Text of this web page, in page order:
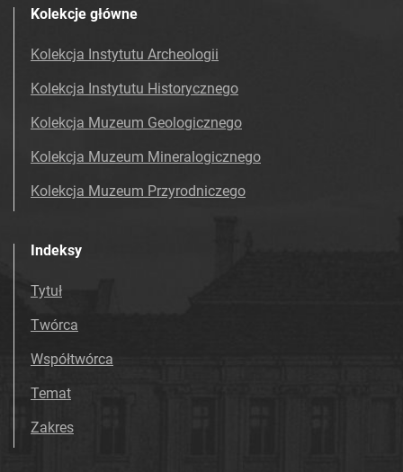
Kolekcje główne
Kolekcja Instytutu Archeologii
Kolekcja Instytutu Historycznego
Kolekcja Muzeum Geologicznego
Kolekcja Muzeum Mineralogicznego
Kolekcja Muzeum Przyrodniczego
Indeksy
Tytuł
Twórca
Współtwórca
Temat
Zakres